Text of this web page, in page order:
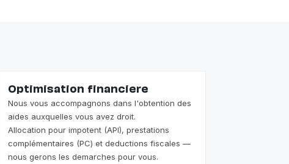
Optimisation financiere
Nous vous accompagnons dans l'obtention des
aides auxquelles vous avez droit.
Allocation pour impotent (API), prestations
complémentaires (PC) et deductions fiscales —
nous gerons les demarches pour vous.